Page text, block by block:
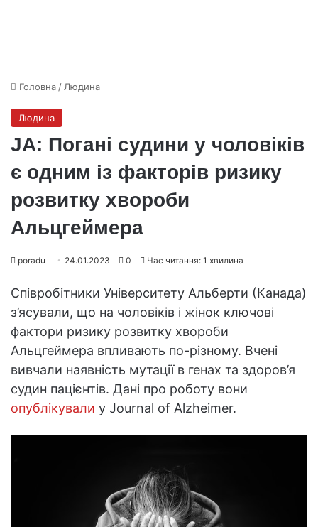
Головна / Людина
Людина
JA: Погані судини у чоловіків
є одним із факторів ризику
розвитку хвороби
Альцгеймера
poradu 24.01.2023 0 Час читання: 1 хвилина
Співробітники Університету Альберти (Канада)
з’ясували, що на чоловіків і жінок ключові
фактори ризику розвитку хвороби
Альцгеймера впливають по-різному. Вчені
вивчали наявність мутації в генах та здоров’я
судин пацієнтів. Дані про роботу вони
опублікували у Journal of Alzheimer.